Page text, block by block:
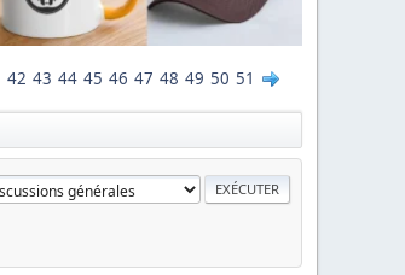
42 43 44 45 46 47 48 49 50 51